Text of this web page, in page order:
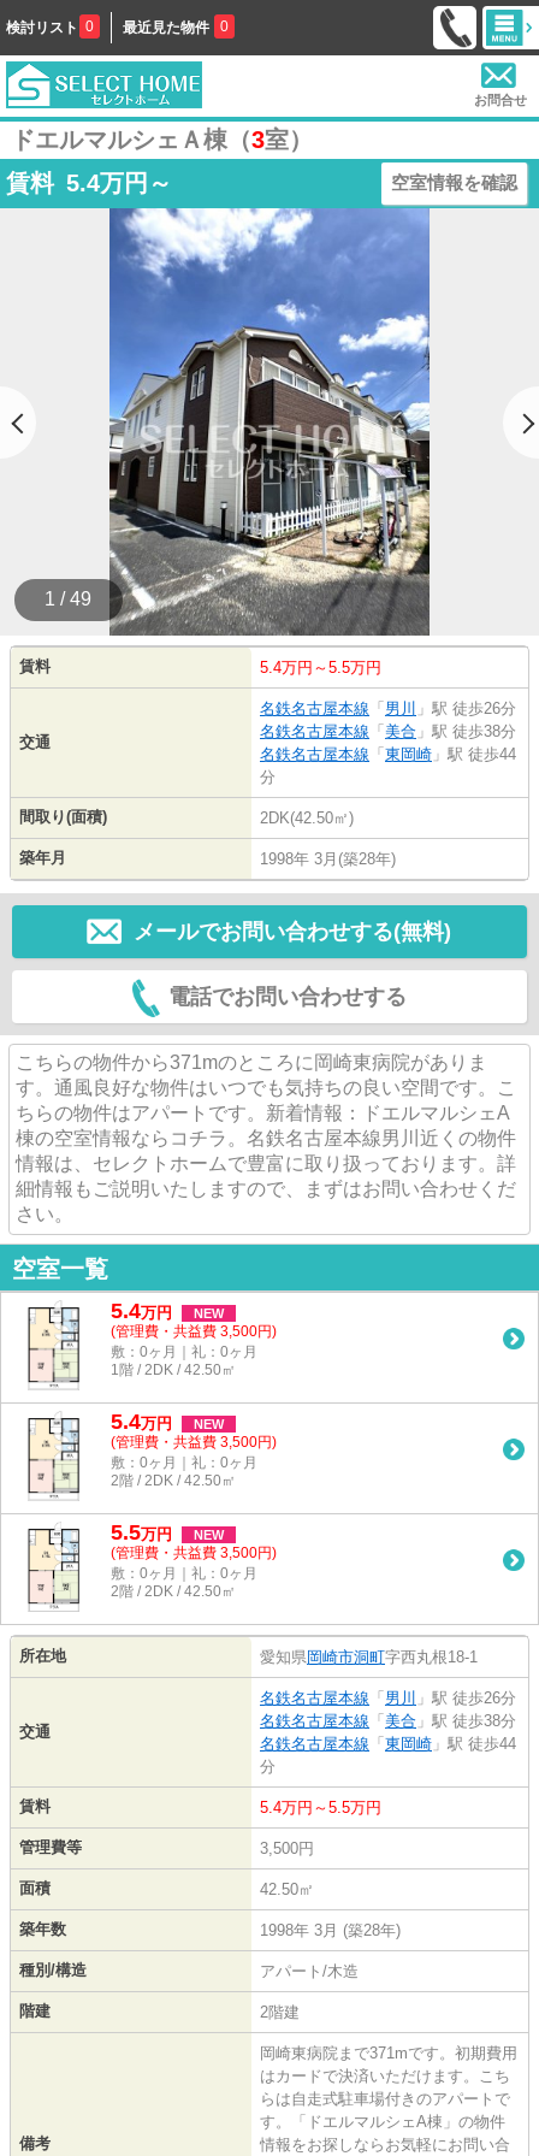
検討リスト 0 最近見た物件 0
お問合せ
ドエルマルシェＡ棟（3室）
賃料 5.4万円～ 空室情報を確認
1 / 49
賃料 5.4万円～5.5万円
交通
名鉄名古屋本線 「 男川 」駅 徒歩26分
名鉄名古屋本線 「 美合 」駅 徒歩38分
名鉄名古屋本線 「 東岡崎 」駅 徒歩44
分
間取り(面積) 2DK(42.50㎡)
築年月 1998年 3月(築28年)
メールでお問い合わせする(無料)
電話でお問い合わせする
こちらの物件から371mのところに岡崎東病院がありま
す。通風良好な物件はいつでも気持ちの良い空間です。こ
ちらの物件はアパートです。新着情報：ドエルマルシェA
棟の空室情報ならコチラ。名鉄名古屋本線男川近くの物件
情報は、セレクトホームで豊富に取り扱っております。詳
細情報もご説明いたしますので、まずはお問い合わせくだ
さい。
空室一覧
5.4万円 NEW
(管理費・共益費 3,500円)
敷：0ヶ月｜礼：0ヶ月
1階 / 2DK / 42.50㎡
5.4万円 NEW
(管理費・共益費 3,500円)
敷：0ヶ月｜礼：0ヶ月
2階 / 2DK / 42.50㎡
5.5万円 NEW
(管理費・共益費 3,500円)
敷：0ヶ月｜礼：0ヶ月
2階 / 2DK / 42.50㎡
所在地 愛知県岡崎市洞町字西丸根18-1
交通
名鉄名古屋本線 「 男川 」駅 徒歩26分
名鉄名古屋本線 「 美合 」駅 徒歩38分
名鉄名古屋本線 「 東岡崎 」駅 徒歩44
分
賃料 5.4万円～5.5万円
管理費等 3,500円
面積 42.50㎡
築年数 1998年 3月 (築28年)
種別/構造 アパート/木造
階建 2階建
備考
岡崎東病院まで371mです。初期費用
はカードで決済いただけます。こち
らは自走式駐車場付きのアパートで
す。「ドエルマルシェA棟」の物件
情報をお探しならお気軽にお問い合